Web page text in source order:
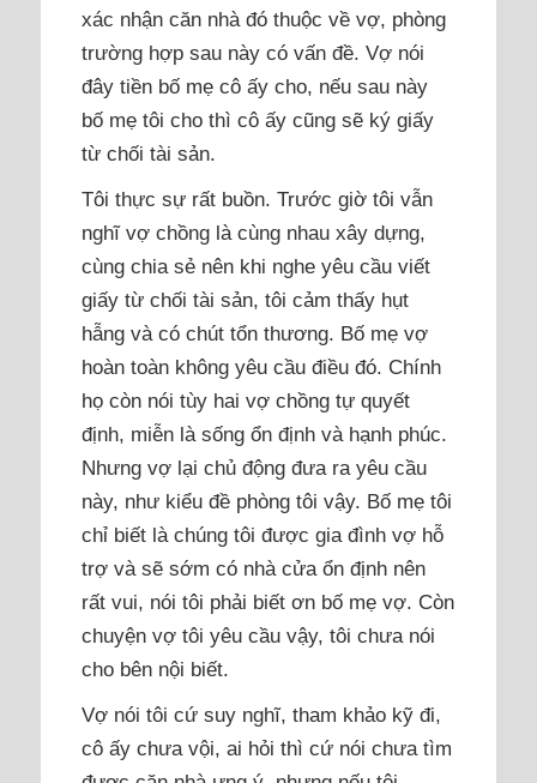
xác nhận căn nhà đó thuộc về vợ, phòng
trường hợp sau này có vấn đề. Vợ nói
đây tiền bố mẹ cô ấy cho, nếu sau này
bố mẹ tôi cho thì cô ấy cũng sẽ ký giấy
từ chối tài sản.
Tôi thực sự rất buồn. Trước giờ tôi vẫn
nghĩ vợ chồng là cùng nhau xây dựng,
cùng chia sẻ nên khi nghe yêu cầu viết
giấy từ chối tài sản, tôi cảm thấy hụt
hẫng và có chút tổn thương. Bố mẹ vợ
hoàn toàn không yêu cầu điều đó. Chính
họ còn nói tùy hai vợ chồng tự quyết
định, miễn là sống ổn định và hạnh phúc.
Nhưng vợ lại chủ động đưa ra yêu cầu
này, như kiểu đề phòng tôi vậy. Bố mẹ tôi
chỉ biết là chúng tôi được gia đình vợ hỗ
trợ và sẽ sớm có nhà cửa ổn định nên
rất vui, nói tôi phải biết ơn bố mẹ vợ. Còn
chuyện vợ tôi yêu cầu vậy, tôi chưa nói
cho bên nội biết.
Vợ nói tôi cứ suy nghĩ, tham khảo kỹ đi,
cô ấy chưa vội, ai hỏi thì cứ nói chưa tìm